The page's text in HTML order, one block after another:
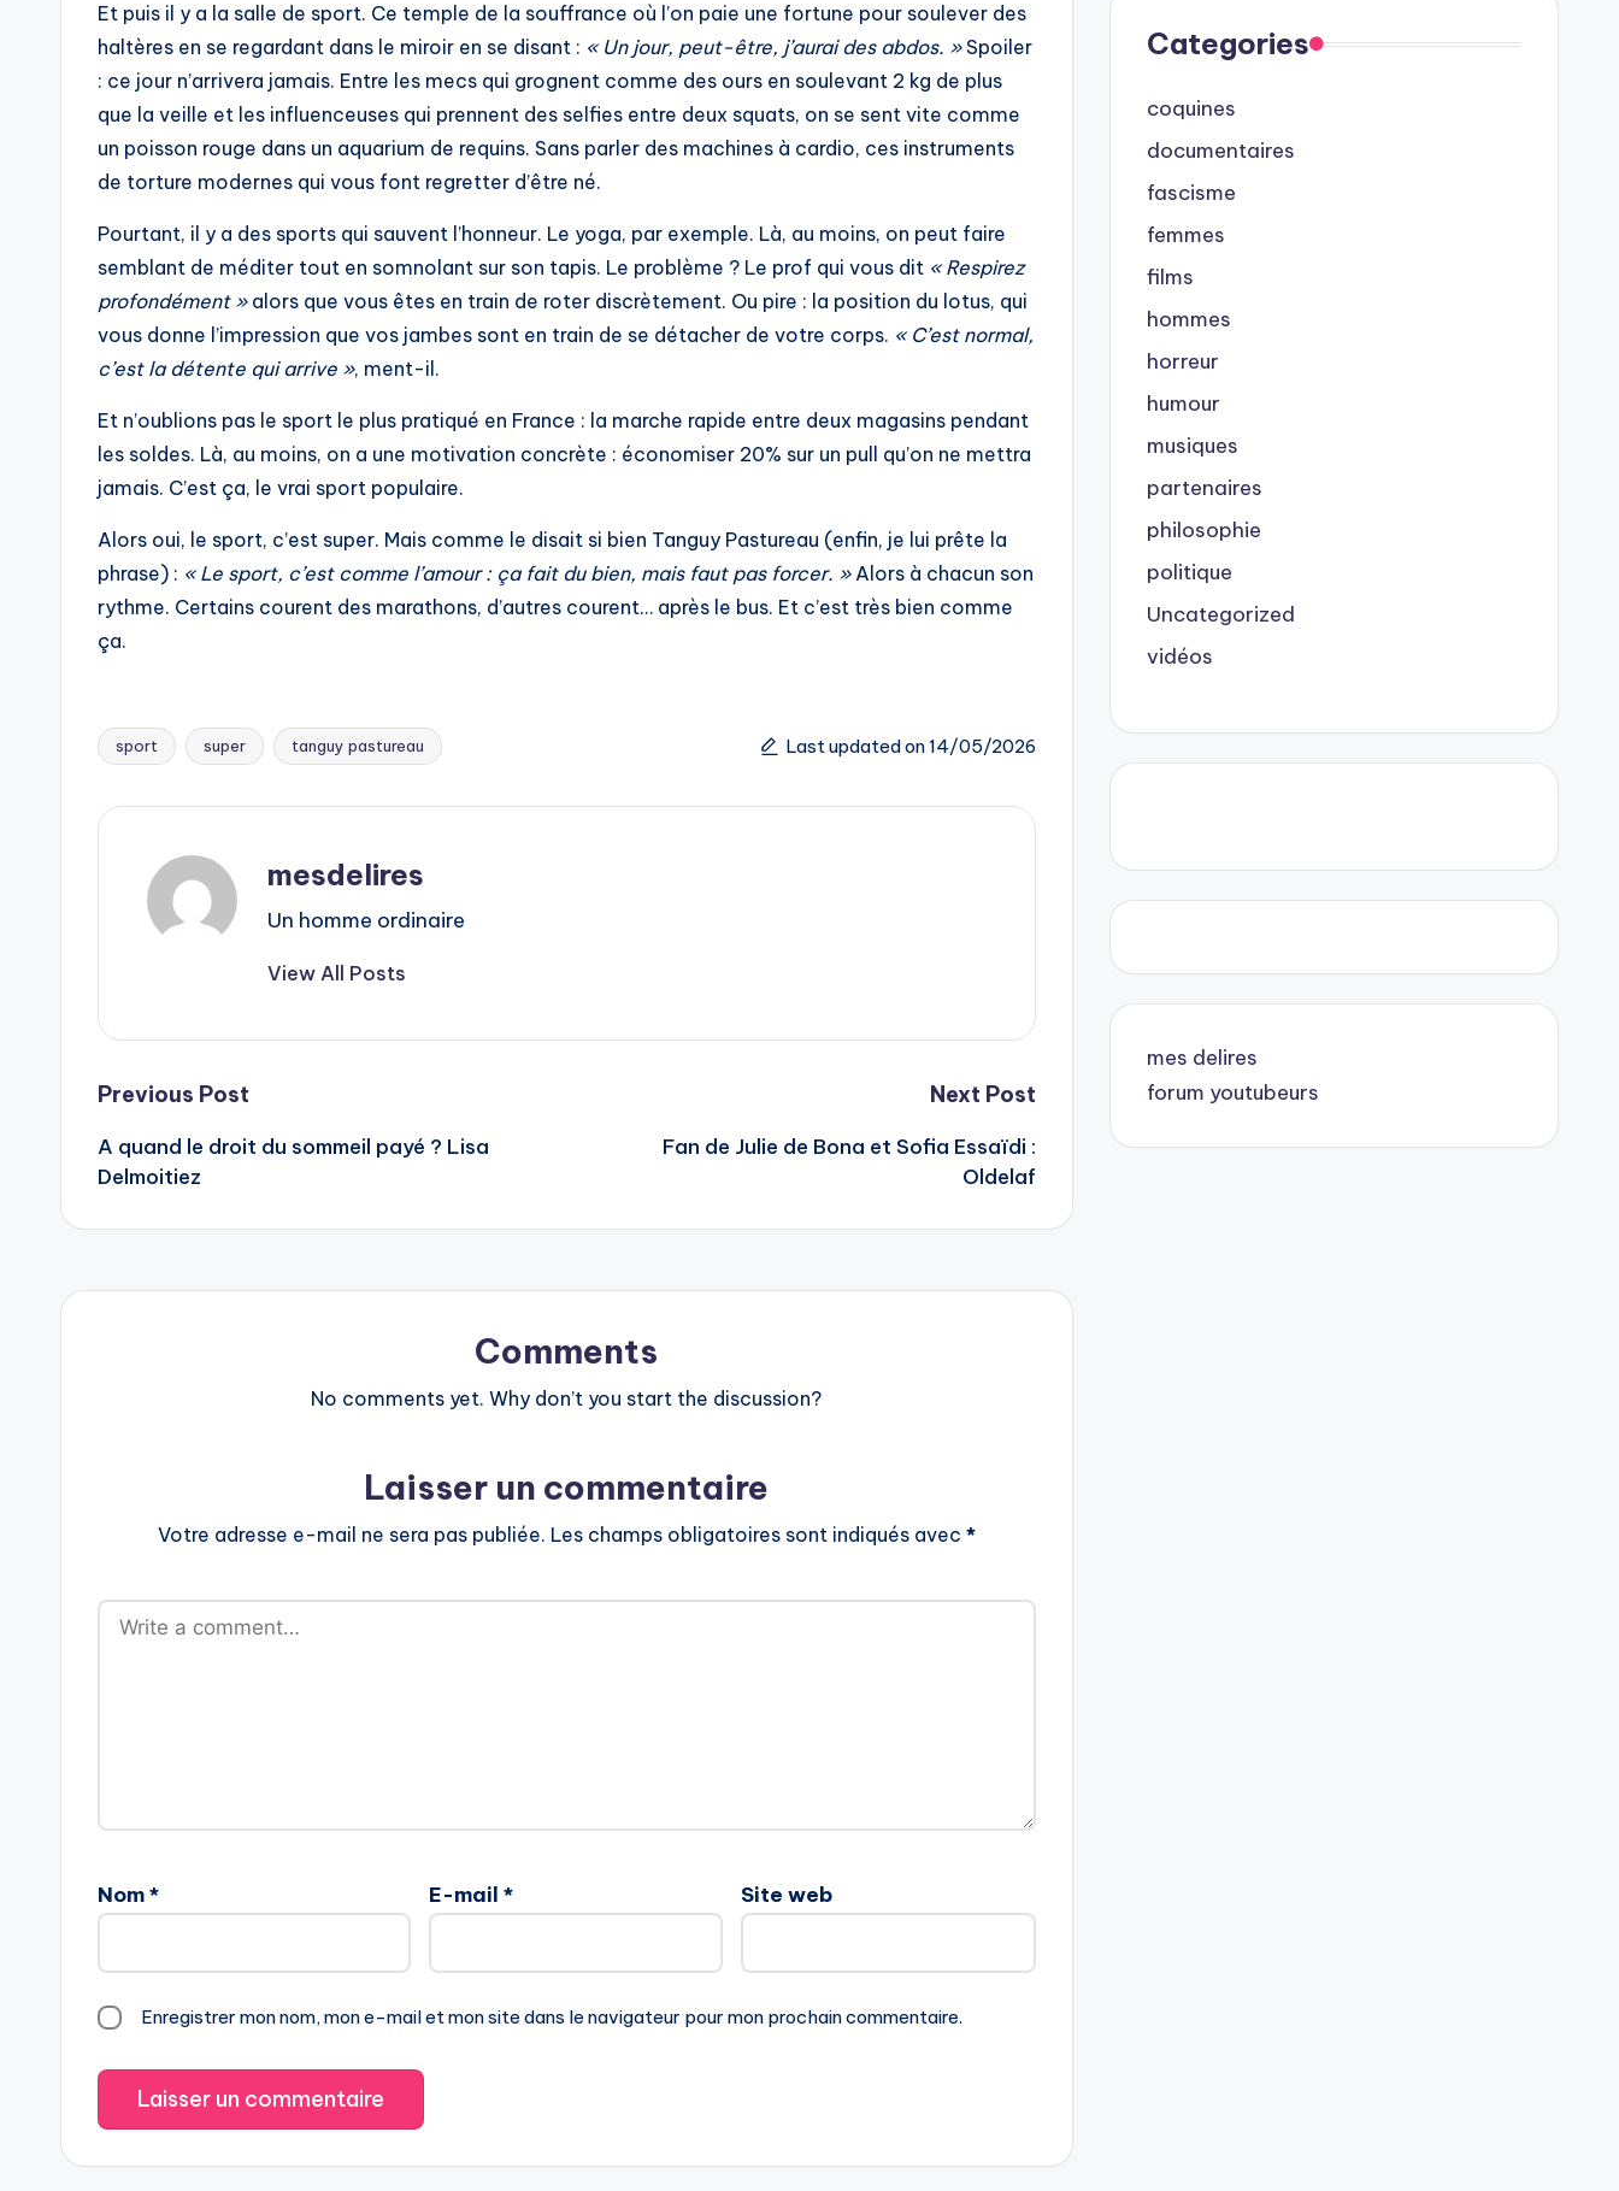
Et puis il y a la salle de sport. Ce temple de la souffrance où l’on paie une fortune pour soulever des
haltères en se regardant dans le miroir en se disant : « Un jour, peut-être, j’aurai des abdos. »Spoiler
: ce jour n’arrivera jamais. Entre les mecs qui grognent comme des ours en soulevant 2 kg de plus
que la veille et les influenceuses qui prennent des selfies entre deux squats, on se sent vite comme
un poisson rouge dans un aquarium de requins. Sans parler des machines à cardio, ces instruments
de torture modernes qui vous font regretter d’être né.
Pourtant, il y a des sports qui sauvent l’honneur. Le yoga, par exemple. Là, au moins, on peut faire
semblant de méditer tout en somnolant sur son tapis. Le problème ? Le prof qui vous dit « Respirez
profondément »alors que vous êtes en train de roter discrètement. Ou pire : la position du lotus, qui
vous donne l’impression que vos jambes sont en train de se détacher de votre corps. « C’est normal,
c’est la détente qui arrive », ment-il.
Et n’oublions pas le sport le plus pratiqué en France : la marche rapide entre deux magasins pendant
les soldes. Là, au moins, on a une motivation concrète : économiser 20% sur un pull qu’on ne mettra
jamais. C’est ça, le vrai sport populaire.
Alors oui, le sport, c’est super. Mais comme le disait si bien Tanguy Pastureau (enfin, je lui prête la
phrase) : « Le sport, c’est comme l’amour : ça fait du bien, mais faut pas forcer. »Alors à chacun son
rythme. Certains courent des marathons, d’autres courent… après le bus. Et c’est très bien comme
ça.
Tags:
sport super tanguy pastureau Last updated on 14/05/2026
mesdelires
Un homme ordinaire
View All Posts
Post
navigation
Previous Post
A quand le droit du sommeil payé ? Lisa
Delmoitiez
Next Post
Fan de Julie de Bona et Sofia Essaïdi :
Oldelaf
Comments
No comments yet. Why don’t you start the discussion?
Laisser un commentaire
Votre adresse e-mail ne sera pas publiée. Les champs obligatoires sont indiqués avec *
Nom* E-mail * Site web
Enregistrer mon nom, mon e-mail et mon site dans le navigateur pour mon prochain commentaire.
Categories
coquines
documentaires
fascisme
femmes
films
hommes
horreur
humour
musiques
partenaires
philosophie
politique
Uncategorized
vidéos
mes delires
forum youtubeurs